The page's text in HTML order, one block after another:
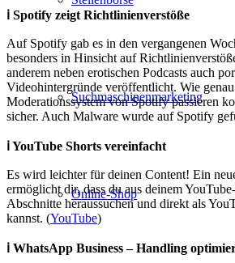
Suchmaschinenmarketing
Online-Shop
ℹ️ Spotify zeigt Richtlinienverstöße
Auf Spotify gab es in den vergangenen
besonders in Hinsicht auf
anderem neben erotischen Podcasts auch
Videohintergründe veröffentlicht. Wie
Moderationssystem von Spotify passieren
sicher. Auch Malware wurde auf Spotify
ℹ️ YouTube Shorts vereinfacht
Es wird leichter für deinen Content! Ein
ermöglicht dir, dass du aus deinem
Abschnitte heraussuchen und direkt als
kannst. (YouTube)
ℹ️ WhatsApp Business – Handling